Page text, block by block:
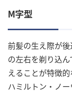
M字型
前髪の生え際が
の左右を剃り込
えることが特徴的
ハミルトン・ノ